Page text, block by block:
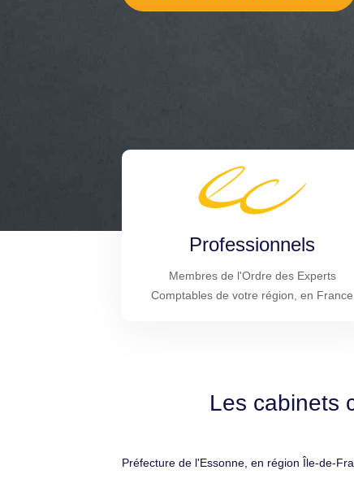
Professionnels
Membres de l'Ordre des Experts
Comptables de votre région, en France
Les cabinets
Préfecture de l'Essonne, en région Île-de-